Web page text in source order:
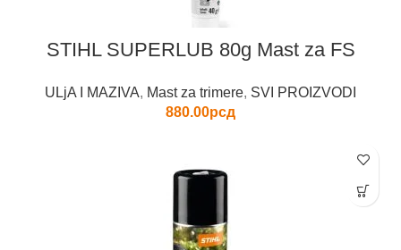
STIHL SUPERLUB 80g Mast za FS
ULjA I MAZIVA, Mast za trimere, SVI PROIZVODI
880.00рсд